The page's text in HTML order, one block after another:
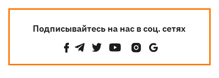
Подписывайтесь на нас в соц. сетях